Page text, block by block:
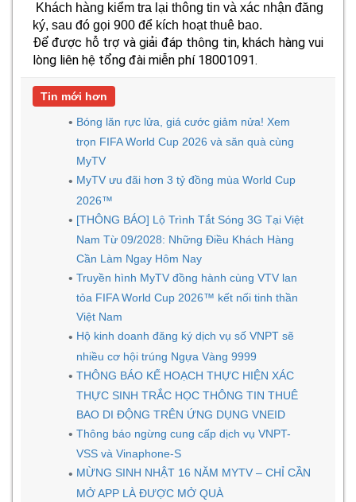
Khách hàng kiểm tra lại thông tin và xác nhận đăng
ký, sau đó gọi 900 để kích hoạt thuê bao.
Để được hỗ trợ và giải đáp thông tin, khách hàng vui
lòng liên hệ tổng đài miễn phí 18001091.
Tin mới hơn
Bóng lăn rực lửa, giá cước giảm nửa! Xem
trọn FIFA World Cup 2026 và săn quà cùng
MyTV
MyTV ưu đãi hơn 3 tỷ đồng mùa World Cup
2026™
[THÔNG BÁO] Lộ Trình Tắt Sóng 3G Tại Việt
Nam Từ 09/2028: Những Điều Khách Hàng
Cần Làm Ngay Hôm Nay
Truyền hình MyTV đồng hành cùng VTV lan
tỏa FIFA World Cup 2026™ kết nối tinh thần
Việt Nam
Hộ kinh doanh đăng ký dịch vụ số VNPT sẽ
nhiều cơ hội trúng Ngựa Vàng 9999
THÔNG BÁO KẾ HOẠCH THỰC HIỆN XÁC
THỰC SINH TRẮC HỌC THÔNG TIN THUÊ
BAO DI ĐỘNG TRÊN ỨNG DỤNG VNEID
Thông báo ngừng cung cấp dịch vụ VNPT-
VSS và Vinaphone-S
MỪNG SINH NHẬT 16 NĂM MYTV – CHỈ CẦN
MỞ APP LÀ ĐƯỢC MỞ QUÀ